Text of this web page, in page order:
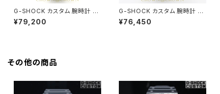
G-SHOCK カスタム 腕時計 G
MA-S2100MD-1A GMA-S21
00-005
¥79,200
G-SHOCK カスタム 腕時計 G
LX5600-7JF DW5600-021
¥76,450
その他の商品